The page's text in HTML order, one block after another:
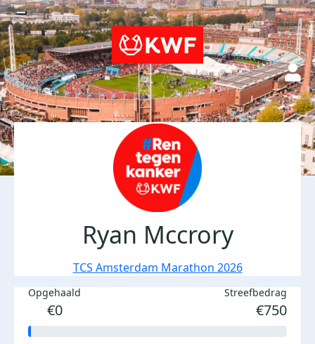
Ryan Mccrory
TCS Amsterdam Marathon 2026
Opgehaald
€0
Streefbedrag
€750